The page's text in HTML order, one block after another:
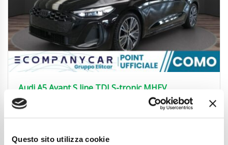
Questo sito utilizza cookie
Audi A5 Avant S line TDI S-tronic MHEV
49.990
Anni
11/2025
Tipo Di Carburante